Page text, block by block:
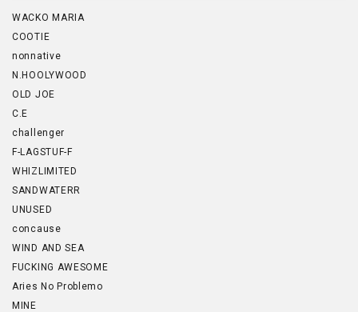
WACKO MARIA
COOTIE
nonnative
N.HOOLYWOOD
OLD JOE
C.E
challenger
F-LAGSTUF-F
WHIZLIMITED
SANDWATERR
UNUSED
concause
WIND AND SEA
FUCKING AWESOME
Aries No Problemo
MINE